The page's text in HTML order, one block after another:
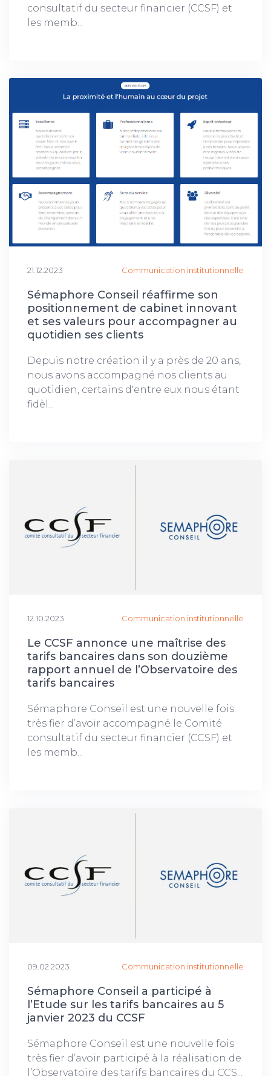
consultatif du secteur financier (CCSF) et
les memb...
21.12.2023 Communication institutionnelle
Sémaphore Conseil réaffirme son
positionnement de cabinet innovant
et ses valeurs pour accompagner au
quotidien ses clients
Depuis notre création il y a près de 20 ans,
nous avons accompagné nos clients au
quotidien, certains d'entre eux nous étant
fidèl...
12.10.2023 Communication institutionnelle
Le CCSF annonce une maîtrise des
tarifs bancaires dans son douzième
rapport annuel de l’Observatoire des
tarifs bancaires
Sémaphore Conseil est une nouvelle fois
très fier d’avoir accompagné le Comité
consultatif du secteur financier (CCSF) et
les memb...
09.02.2023 Communication institutionnelle
Sémaphore Conseil a participé à
l’Etude sur les tarifs bancaires au 5
janvier 2023 du CCSF
Sémaphore Conseil est une nouvelle fois
très fier d’avoir participé à la réalisation de
l’Observatoire des tarifs bancaires du CCS...